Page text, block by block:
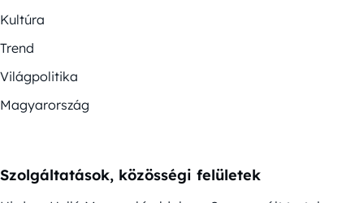
Kultúra
Trend
Világpolitika
Magyarország
Szolgáltatások, közösségi felületek